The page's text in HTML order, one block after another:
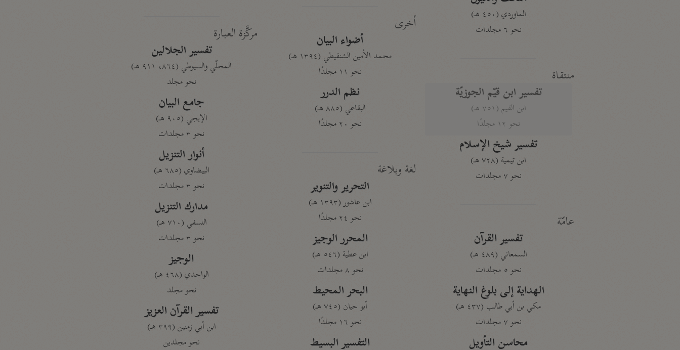
الماوردي (٤٥٠ هـ)
نحو ٦ مجلدات
منتقاة
تفسير ابن قيّم الجوزيّة
ابن القيم (٧٥١ هـ)
نحو ١٢ مجلدًا
تفسير شيخ الإسلام
ابن تيمية (٧٢٨ هـ)
نحو ٧ مجلدات
عامّة
تفسير القرآن
السمعاني (٤٨٩ هـ)
نحو ٥ مجلدات
الهداية إلى بلوغ النهاية
مكي بن أبي طالب (٤٣٧ هـ)
نحو ٧ مجلدات
محاسن التأويل
أخرى
أضواء البيان
محمد الأمين الشنقيطي (١٣٩٤ هـ)
نحو ١١ مجلدًا
نظم الدرر
البقاعي (٨٨٥ هـ)
نحو ٢٠ مجلدًا
لغة وبلاغة
التحرير والتنوير
ابن عاشور (١٣٩٣ هـ)
نحو ٢٤ مجلدًا
المحرر الوجيز
ابن عطية (٥٤٦ هـ)
نحو ٨ مجلدات
البحر المحيط
أبو حيان (٧٤٥ هـ)
نحو ١٦ مجلدًا
التفسير البسيط
مركَّزة العبارة
تفسير الجلالين
المحلّي والسيوطي (٨٦٤، ٩١١ هـ)
نحو مجلد
جامع البيان
الإيجي (٩٠٥ هـ)
نحو ٣ مجلدات
أنوار التنزيل
البيضاوي (٦٨٥ هـ)
نحو ٣ مجلدات
مدارك التنزيل
النسفي (٧١٠ هـ)
نحو ٣ مجلدات
الوجيز
الواحدي (٤٦٨ هـ)
نحو مجلد
تفسير القرآن العزيز
ابن أبي زمنين (٣٩٩ هـ)
نحو مجلدين